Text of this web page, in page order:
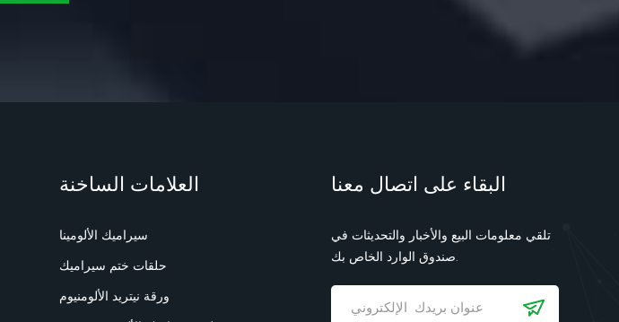
العلامات الساخنة
سيراميك الألومينا
حلقات ختم سيراميك
ورقة نيتريد الألومنيوم
البقاء على اتصال معنا
تلقي معلومات البيع والأخبار والتحديثات في
صندوق الوارد الخاص بك.